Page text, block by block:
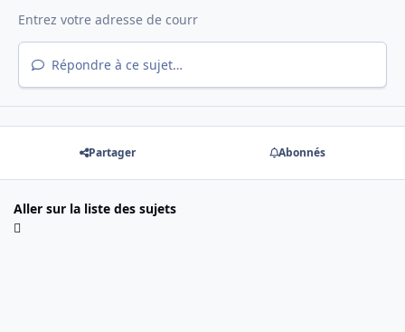
Répondre à ce sujet…
Partager Abonnés
Aller sur la liste des sujets